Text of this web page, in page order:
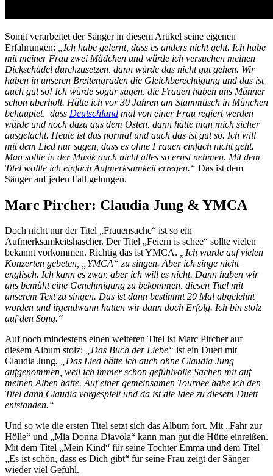
Somit verarbeitet der Sänger in diesem Artikel seine eigenen
Erfahrungen:
„Ich habe gelernt, dass es anders nicht geht. Ich habe
mit meiner Frau zwei Mädchen und würde ich versuchen meinen
Dickschädel durchzusetzen, dann würde das nicht gut gehen. Wir
haben in unseren Breitengraden die Gleichberechtigung und das ist
auch gut so! Ich würde sogar sagen, die Frauen haben uns Männer
schon überholt. Hätte ich vor 30 Jahren am Stammtisch in München
behauptet, dass Deutschland mal von einer Frau regiert werden
würde und noch dazu aus dem Osten, dann hätte man mich sicher
ausgelacht. Heute ist das normal und auch das ist gut so. Ich will
mit dem Lied nur sagen, dass es ohne Frauen einfach nicht geht.
Man sollte in der Musik auch nicht alles so ernst nehmen. Mit dem
Titel wollte ich einfach Aufmerksamkeit erregen.“ Das ist dem
Sänger auf jeden Fall gelungen.
Marc Pircher: Claudia Jung & YMCA
Doch nicht nur der Titel „Frauensache“ ist so ein
Aufmerksamkeitshascher. Der Titel „Feiern is schee“ sollte vielen
bekannt vorkommen. Richtig das ist YMCA. „Ich wurde auf vielen
Konzerten gebeten, „YMCA“ zu singen. Aber ich singe nicht
englisch. Ich kann es zwar, aber ich will es nicht. Dann haben wir
uns bemüht eine Genehmigung zu bekommen, diesen Titel mit
unserem Text zu singen. Das ist dann bestimmt 20 Mal abgelehnt
worden und irgendwann hatten wir dann doch Erfolg. Ich bin stolz
auf den Song.“
Auf noch mindestens einen weiteren Titel ist Marc Pircher auf
diesem Album stolz: „Das Buch der Liebe“ ist ein Duett mit
Claudia Jung. „Das Lied hätte ich auch ohne Claudia Jung
aufgenommen, weil ich immer schon gefühlvolle Sachen mit auf
meinen Alben hatte. Auf einer gemeinsamen Tournee habe ich den
Titel dann Claudia vorgespielt und da ist die Idee zu diesem Duett
entstanden.“
Und so wie die ersten Titel setzt sich das Album fort. Mit „Fahr zur
Hölle“ und „Mia Donna Diavola“ kann man gut die Hütte einreißen.
Mit dem Titel „Mein Kind“ für seine Tochter Emma und dem Titel
„Es ist schön, dass es Dich gibt“ für seine Frau zeigt der Sänger
wieder viel Gefühl.